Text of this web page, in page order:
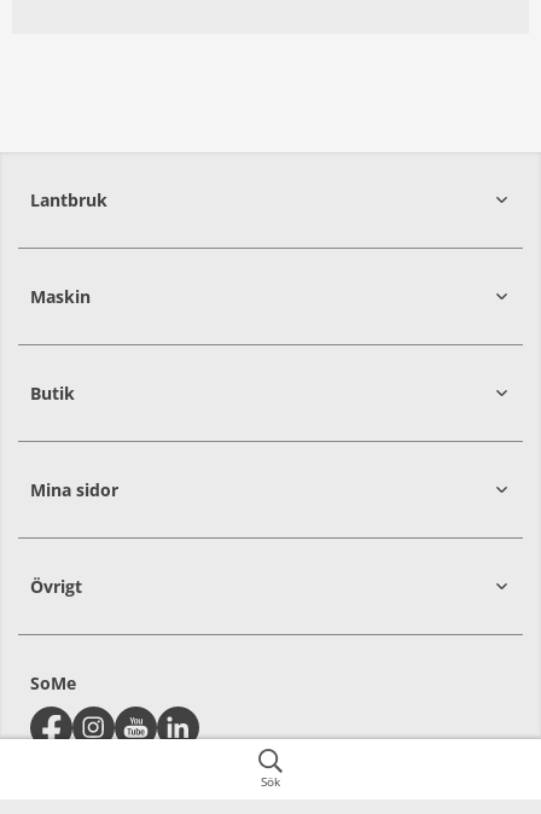
Sök
Lantbruk
39239
Maskin
27430
Butik
Mina sidor
Övrigt
SoMe